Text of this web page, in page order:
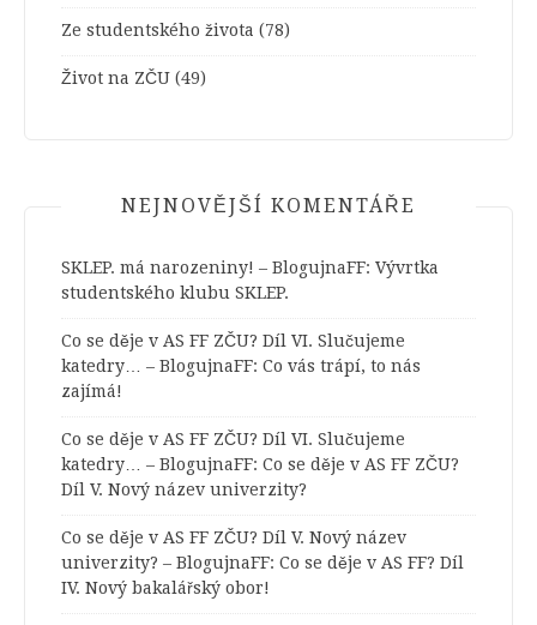
Ze studentského života (78)
Život na ZČU (49)
NEJNOVĚJŠÍ KOMENTÁŘE
SKLEP. má narozeniny! – BlogujnaFF: Vývrtka
studentského klubu SKLEP.
Co se děje v AS FF ZČU? Díl VI. Slučujeme
katedry… – BlogujnaFF: Co vás trápí, to nás
zajímá!
Co se děje v AS FF ZČU? Díl VI. Slučujeme
katedry… – BlogujnaFF: Co se děje v AS FF ZČU?
Díl V. Nový název univerzity?
Co se děje v AS FF ZČU? Díl V. Nový název
univerzity? – BlogujnaFF: Co se děje v AS FF? Díl
IV. Nový bakalářský obor!